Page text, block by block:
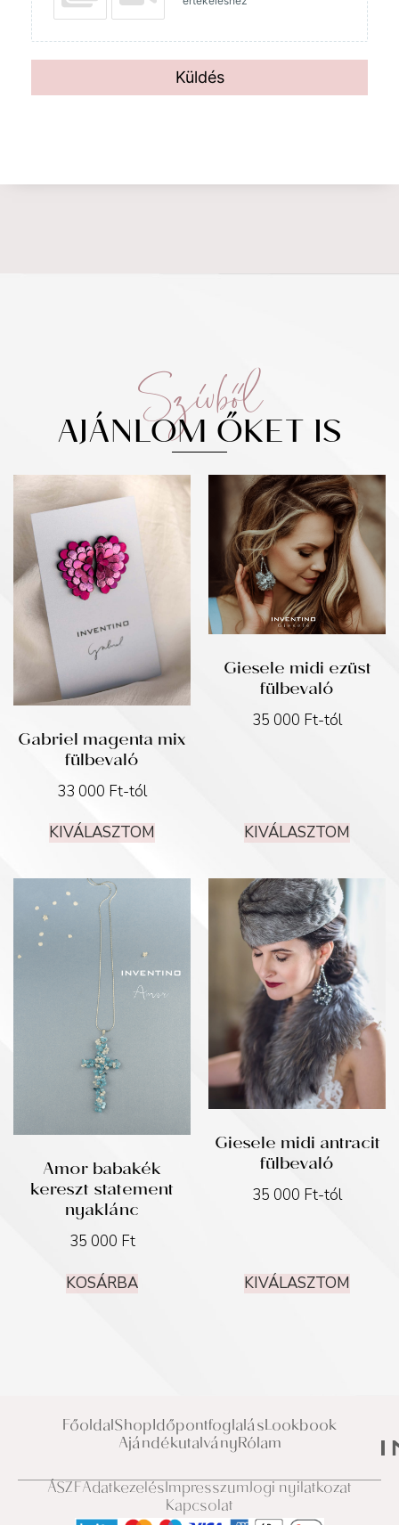
Küldés
Szívből
AJÁNLOM ŐKET IS
Gabriel magenta mix
fülbevaló
33 000 Ft-tól
KIVÁLASZTOM
Giesele midi ezüst
fülbevaló
35 000 Ft-tól
KIVÁLASZTOM
Amor babakék
kereszt statement
nyaklánc
35 000 Ft
KOSÁRBA
Giesele midi antracit
fülbevaló
35 000 Ft-tól
KIVÁLASZTOM
FőoldalShopIdőpontfoglalásLookbook
AjándékutalványRólam
ÁSZFAdatkezelésImpresszumJogi nyilatkozat
Kapcsolat